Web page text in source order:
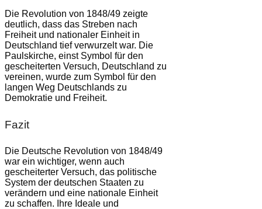
Die Revolution von 1848/49 zeigte
deutlich, dass das Streben nach
Freiheit und nationaler Einheit in
Deutschland tief verwurzelt war. Die
Paulskirche, einst Symbol für den
gescheiterten Versuch, Deutschland zu
vereinen, wurde zum Symbol für den
langen Weg Deutschlands zu
Demokratie und Freiheit.
Fazit
Die Deutsche Revolution von 1848/49
war ein wichtiger, wenn auch
gescheiterter Versuch, das politische
System der deutschen Staaten zu
verändern und eine nationale Einheit
zu schaffen. Ihre Ideale und